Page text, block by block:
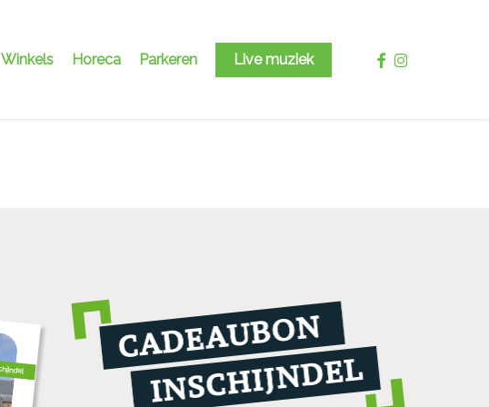
Winkels Horeca Parkeren Live muziek facebook
instagram